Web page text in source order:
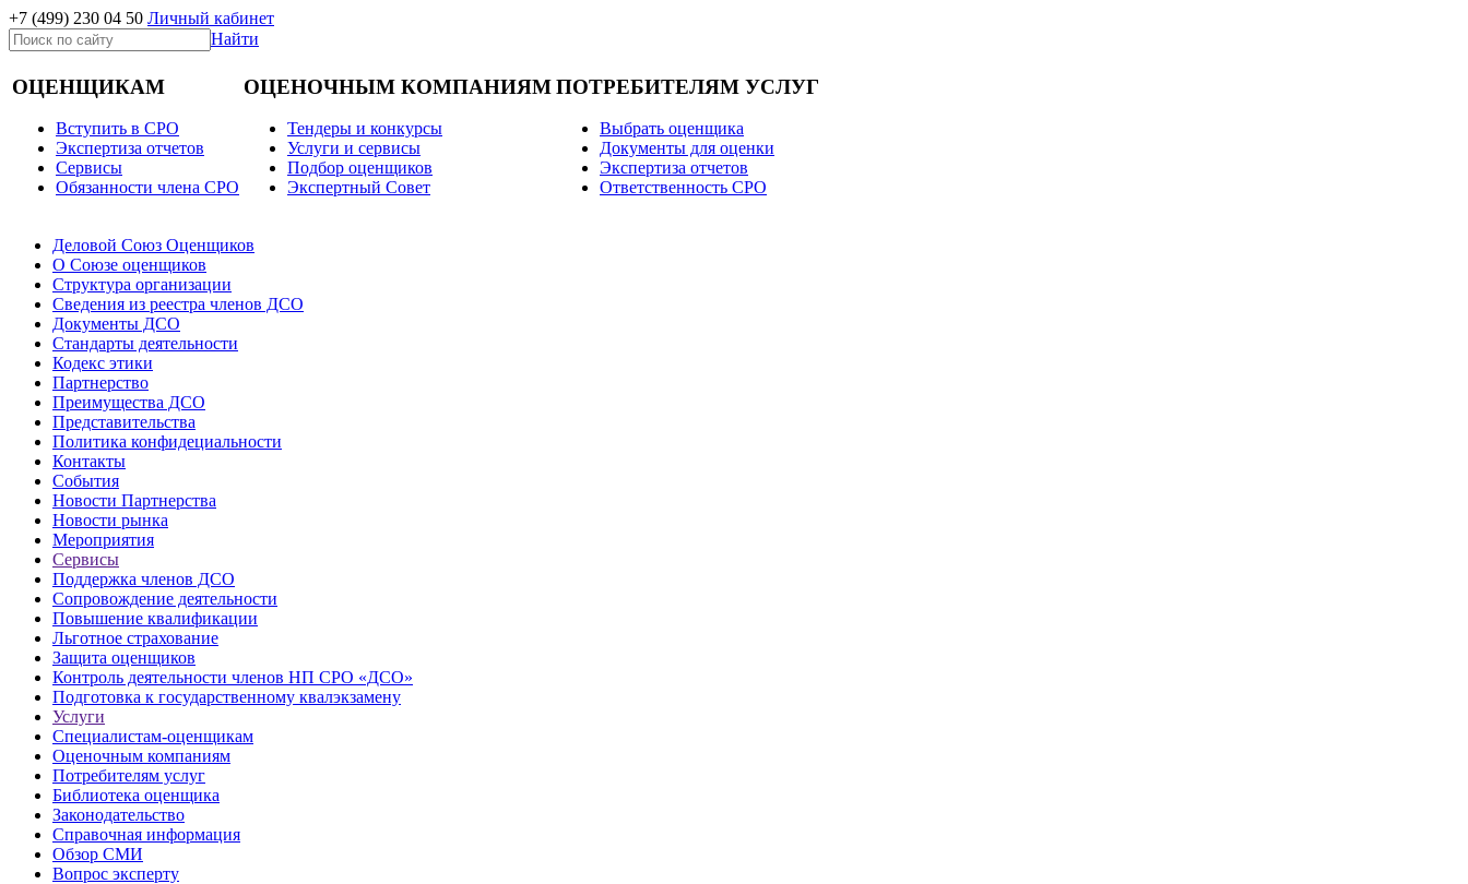
+7 (499) 230 04 50 Личный кабинет
Найти
ОЦЕНЩИКАМ
Вступить в СРО
Экспертиза отчетов
Cервисы
Обязанности члена СРО
ОЦЕНОЧНЫМ КОМПАНИЯМ
Тендеры и конкурсы
Услуги и сервисы
Подбор оценщиков
Экспертный Совет
ПОТРЕБИТЕЛЯМ УСЛУГ
Выбрать оценщика
Документы для оценки
Экспертиза отчетов
Ответственность СРО
Деловой Союз Оценщиков
О Союзе оценщиков
Структура организации
Сведения из реестра членов ДСО
Документы ДСО
Стандарты деятельности
Кодекс этики
Партнерство
Преимущества ДСО
Представительства
Политика конфидециальности
Контакты
События
Новости Партнерства
Новости рынка
Мероприятия
Сервисы
Поддержка членов ДСО
Сопровождение деятельности
Повышение квалификации
Льготное страхование
Защита оценщиков
Контроль деятельности членов НП СРО «ДСО»
Подготовка к государственному квалэкзамену
Услуги
Специалистам-оценщикам
Оценочным компаниям
Потребителям услуг
Библиотека оценщика
Законодательство
Справочная информация
Обзор СМИ
Вопрос эксперту